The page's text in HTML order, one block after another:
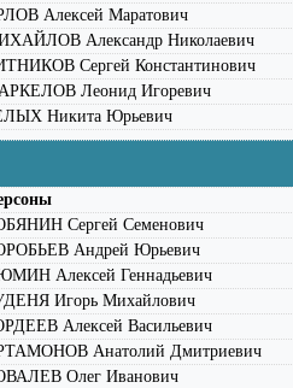
Алексей Маратович
Александр Николаевич
Сергей Константинович
Леонид Игоревич
Никита Юрьевич
Сергей Семенович
Андрей Юрьевич
Алексей Геннадьевич
Игорь Михайлович
Алексей Васильевич
Анатолий Дмитриевич
Олег Иванович